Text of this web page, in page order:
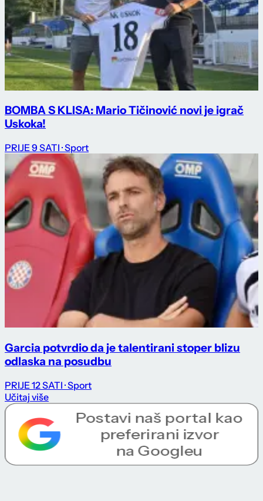
BOMBA S KLISA: Mario Tičinović novi je igrač
Uskoka!
PRIJE 9 SATI · Sport
Garcia potvrdio da je talentirani stoper blizu
odlaska na posudbu
PRIJE 12 SATI · Sport
Učitaj više